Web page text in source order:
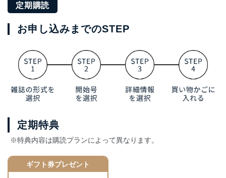
定期購読
お申し込みまでのSTEP
定期特典
※特典内容は購読プランによって異なります。
ギフト券プレゼント